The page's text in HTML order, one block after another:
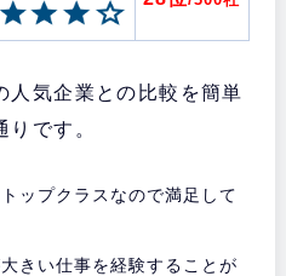
人気企業との比較を簡単
です。
ップクラスなので満足して
きい仕事を経験することが